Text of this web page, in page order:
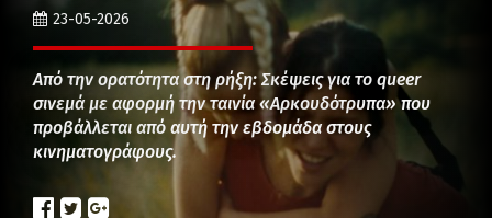
23-05-2026
Από την ορατότητα στη ρήξη: Σκέψεις για το queer
σινεμά με αφορμή την ταινία «Αρκουδότρυπα» που
προβάλλεται από αυτή την εβδομάδα στους
κινηματογράφους.